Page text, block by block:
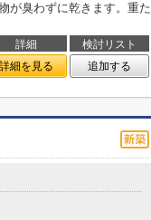
が臭わずに乾きます。重た
詳細
検討リスト
詳細を見る 追加する